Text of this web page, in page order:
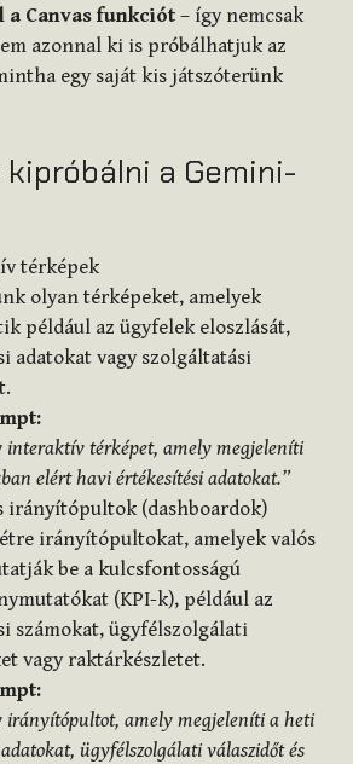
Canvas funkciót – így nemcsak
azonnal ki is próbálhatjuk az
egy saját kis játszóterünk
a Gemini-
térképek
olyan térképeket, amelyek
például az ügyfelek eloszlását,
adatokat vagy szolgáltatási
interaktív térképet, amely megjeleníti
elért havi értékesítési adatokat.”
irányítópultok (dashboardok)
irányítópultokat, amelyek valós
be a kulcsfontosságú
(KPI-k), például az
számokat, ügyfélszolgálati
vagy raktárkészletet.
irányítópultot, amely megjeleníti a heti
ügyfélszolgálati válaszidőt és